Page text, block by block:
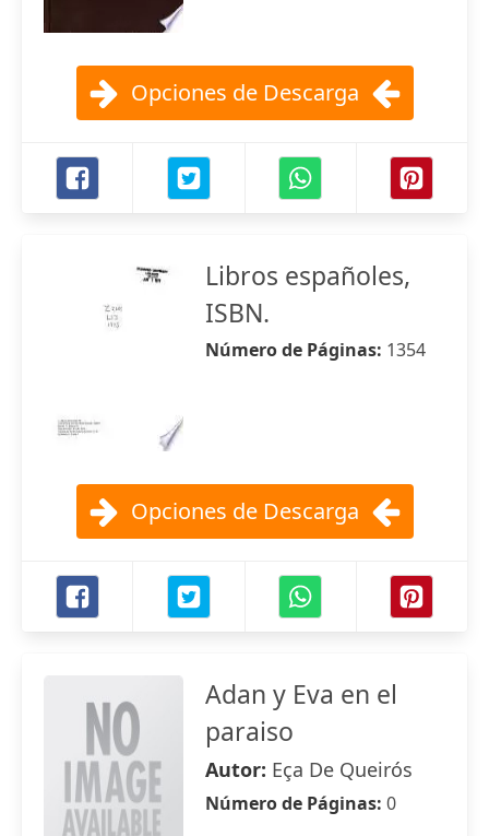
Opciones de Descarga
Libros españoles,
ISBN.
Número de Páginas: 1354
Opciones de Descarga
Adan y Eva en el
paraiso
Autor: Eça De Queirós
Número de Páginas: 0